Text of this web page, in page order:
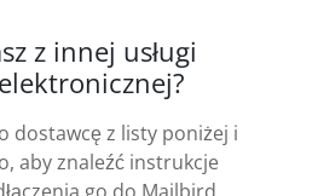
z innej usługi
dostawcę z listy poniżej i
aby znaleźć instrukcje